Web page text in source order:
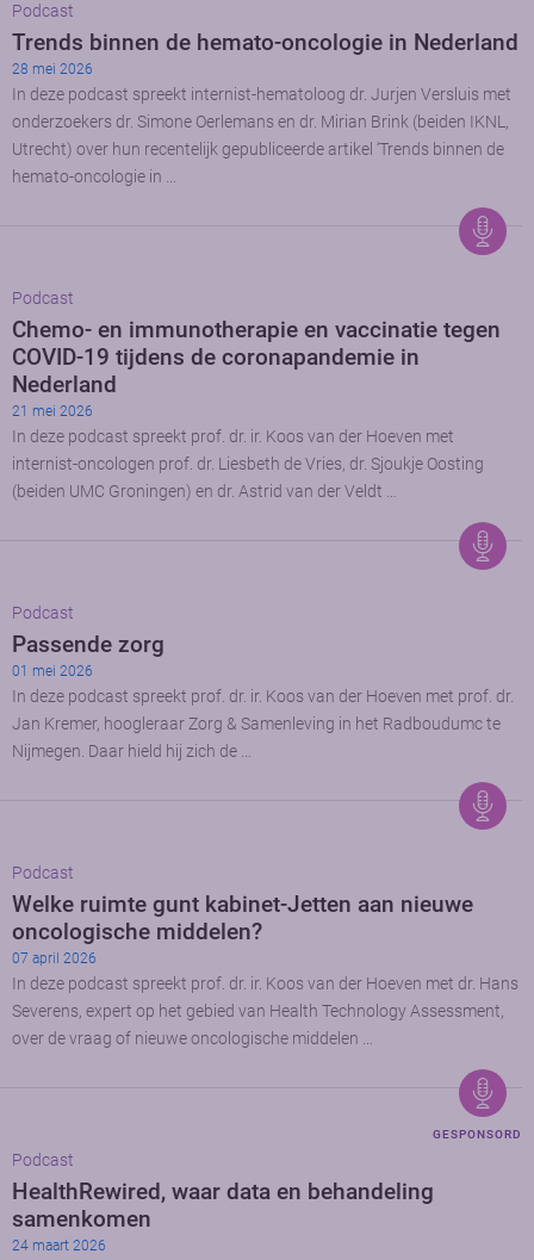
Podcast
Trends binnen de hemato-oncologie in Nederland
28 mei 2026
In deze podcast spreekt internist-hematoloog dr. Jurjen Versluis met
onderzoekers dr. Simone Oerlemans en dr. Mirian Brink (beiden IKNL,
Utrecht) over hun recentelijk gepubliceerde artikel ‘Trends binnen de
hemato-oncologie in …
Podcast
Chemo- en immunotherapie en vaccinatie tegen
COVID-19 tijdens de coronapandemie in
Nederland
21 mei 2026
In deze podcast spreekt prof. dr. ir. Koos van der Hoeven met
internist-oncologen prof. dr. Liesbeth de Vries, dr. Sjoukje Oosting
(beiden UMC Groningen) en dr. Astrid van der Veldt …
Podcast
Passende zorg
01 mei 2026
In deze podcast spreekt prof. dr. ir. Koos van der Hoeven met prof. dr.
Jan Kremer, hoogleraar Zorg & Samenleving in het Radboudumc te
Nijmegen. Daar hield hij zich de …
Podcast
Welke ruimte gunt kabinet-Jetten aan nieuwe
oncologische middelen?
07 april 2026
In deze podcast spreekt prof. dr. ir. Koos van der Hoeven met dr. Hans
Severens, expert op het gebied van Health Technology Assessment,
over de vraag of nieuwe oncologische middelen …
GESPONSORD
Podcast
HealthRewired, waar data en behandeling
samenkomen
24 maart 2026